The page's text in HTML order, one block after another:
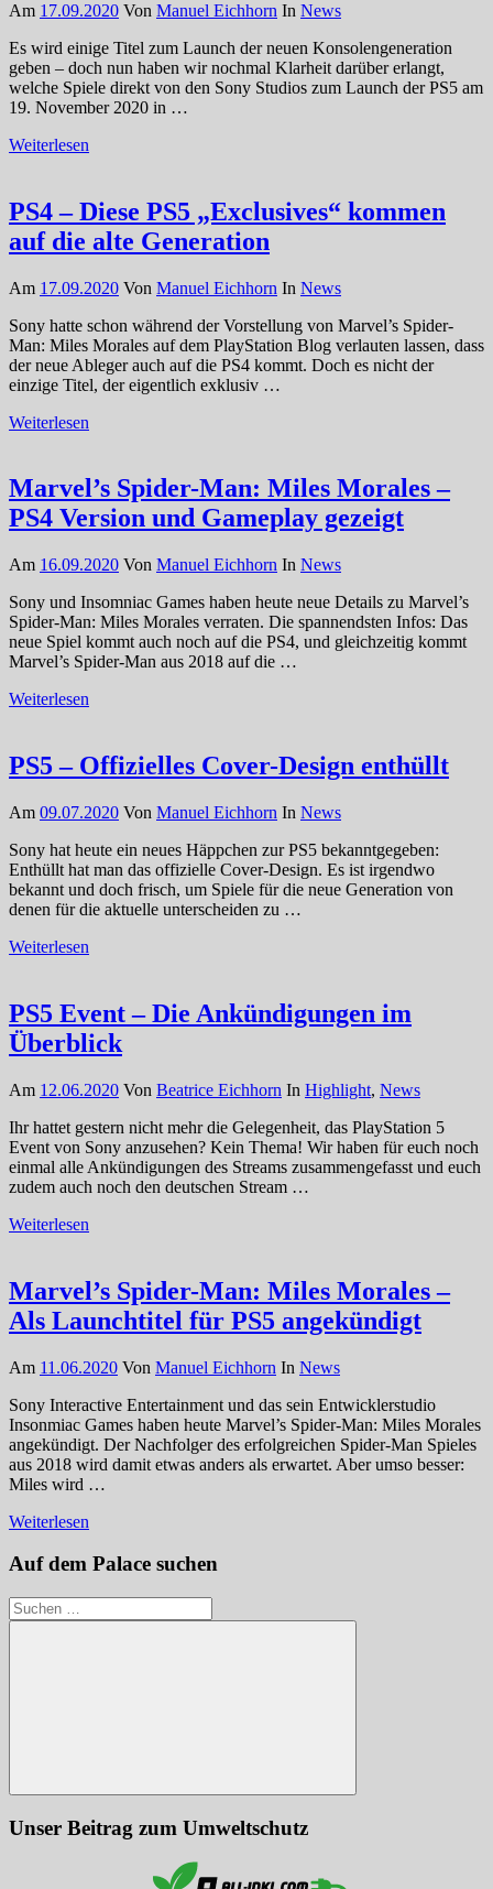
Am 17.09.2020 Von Manuel Eichhorn In News
Es wird einige Titel zum Launch der neuen Konsolengeneration
geben – doch nun haben wir nochmal Klarheit darüber erlangt,
welche Spiele direkt von den Sony Studios zum Launch der PS5 am
19. November 2020 in …
Weiterlesen
PS4 – Diese PS5 „Exclusives“ kommen
auf die alte Generation
Am 17.09.2020 Von Manuel Eichhorn In News
Sony hatte schon während der Vorstellung von Marvel’s Spider-
Man: Miles Morales auf dem PlayStation Blog verlauten lassen, dass
der neue Ableger auch auf die PS4 kommt. Doch es nicht der
einzige Titel, der eigentlich exklusiv …
Weiterlesen
Marvel’s Spider-Man: Miles Morales –
PS4 Version und Gameplay gezeigt
Am 16.09.2020 Von Manuel Eichhorn In News
Sony und Insomniac Games haben heute neue Details zu Marvel’s
Spider-Man: Miles Morales verraten. Die spannendsten Infos: Das
neue Spiel kommt auch noch auf die PS4, und gleichzeitig kommt
Marvel’s Spider-Man aus 2018 auf die …
Weiterlesen
PS5 – Offizielles Cover-Design enthüllt
Am 09.07.2020 Von Manuel Eichhorn In News
Sony hat heute ein neues Häppchen zur PS5 bekanntgegeben:
Enthüllt hat man das offizielle Cover-Design. Es ist irgendwo
bekannt und doch frisch, um Spiele für die neue Generation von
denen für die aktuelle unterscheiden zu …
Weiterlesen
PS5 Event – Die Ankündigungen im
Überblick
Am 12.06.2020 Von Beatrice Eichhorn In Highlight, News
Ihr hattet gestern nicht mehr die Gelegenheit, das PlayStation 5
Event von Sony anzusehen? Kein Thema! Wir haben für euch noch
einmal alle Ankündigungen des Streams zusammengefasst und euch
zudem auch noch den deutschen Stream …
Weiterlesen
Marvel’s Spider-Man: Miles Morales –
Als Launchtitel für PS5 angekündigt
Am 11.06.2020 Von Manuel Eichhorn In News
Sony Interactive Entertainment und das sein Entwicklerstudio
Insonmiac Games haben heute Marvel’s Spider-Man: Miles Morales
angekündigt. Der Nachfolger des erfolgreichen Spider-Man Spieles
aus 2018 wird damit etwas anders als erwartet. Aber umso besser:
Miles wird …
Weiterlesen
Auf dem Palace suchen
Suchen
nach:
Suchen
Unser Beitrag zum Umweltschutz